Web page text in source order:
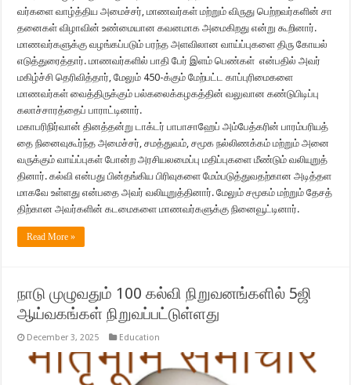
வர்களை வாழ்த்திய அமைச்சர், மாணவர்கள் மற்றும் விருது பெற்றவர்களின் சா
தனைகள் விழாவின் உண்மையான கவனமாக அமைகிறது என்று கூறினார்.
மாணவர்களுக்கு வழங்கப்படும் பரந்த அளவிலான வாய்ப்புகளை திரு கோயல்
எடுத்துரைத்தார். மாணவர்களில் பாதி பேர் இளம் பெண்கள் என்பதில் அவர்
மகிழ்ச்சி தெரிவித்தார், மேலும் 450-க்கும் மேற்பட்ட காப்புரிமைகளை
மாணவர்கள் வைத்திருக்கும் பல்கலைக்கழகத்தின் வலுவான கண்டுபிடிப்பு
கலாச்சாரத்தைப் பாராட்டினார்.
மகாபரிநிர்வான் தினத்தன்று டாக்டர் பாபாசாஹேப் அம்பேத்கரின் பாரம்பரியத்
தை நினைவுகூர்ந்த அமைச்சர், சமத்துவம், சமூக நல்லிணக்கம் மற்றும் அனை
வருக்கும் வாய்ப்புகள் போன்ற அரசியலமைப்பு மதிப்புகளை மீண்டும் வலியுறுத்
தினார். கல்வி என்பது பின்தங்கிய பிரிவுகளை மேம்படுத்துவதற்கான அடித்தள
மாகவே உள்ளது என்பதை அவர் வலியுறுத்தினார். மேலும் சமூகம் மற்றும் தேசத்
திற்கான அவர்களின் கடமைகளை மாணவர்களுக்கு நினைவூட்டினார்.
Read More »
நாடு முழுவதும் 100 கல்வி நிறுவனங்களில் 5ஜி
ஆய்வகங்கள் நிறுவப்பட்டுள்ளது
December 3, 2025 Education